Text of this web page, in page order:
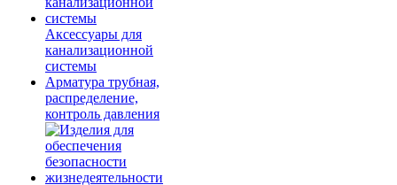
Аксессуары для
канализационной
системы
Арматура трубная,
распределение,
контроль давления